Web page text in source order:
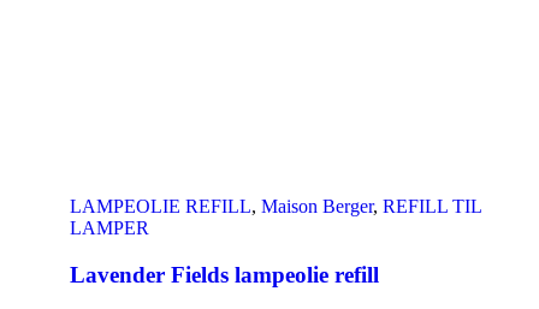
LAMPEOLIE REFILL, Maison Berger, REFILL TIL
LAMPER
Lavender Fields lampeolie refill